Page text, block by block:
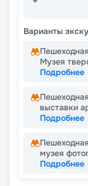
Варианты
Музея
Подробнее
выставки
Подробнее
музея
Подробнее